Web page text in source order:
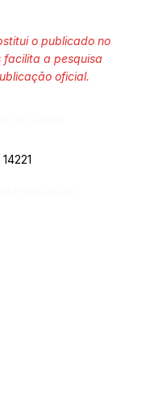
o publicado no
facilita a pesquisa
oficial.
14221